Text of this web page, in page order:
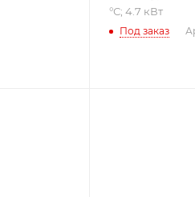
°С; 4.7 кВт
Под заказ